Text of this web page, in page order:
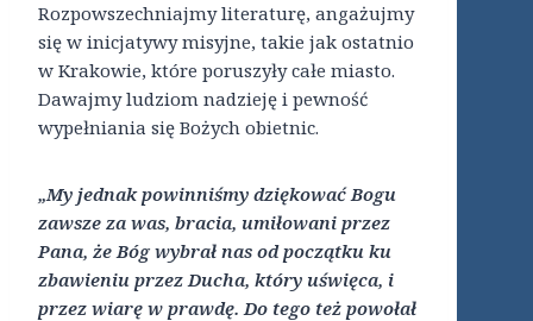
Rozpowszechniajmy literaturę, angażujmy
się w inicjatywy misyjne, takie jak ostatnio
w Krakowie, które poruszyły całe miasto.
Dawajmy ludziom nadzieję i pewność
wypełniania się Bożych obietnic.
„My jednak powinniśmy dziękować Bogu
zawsze za was, bracia, umiłowani przez
Pana, że Bóg wybrał nas od początku ku
zbawieniu przez Ducha, który uświęca, i
przez wiarę w prawdę. Do tego też powołał